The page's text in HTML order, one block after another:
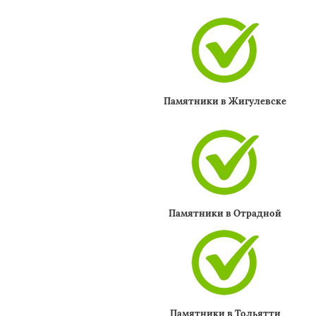
Памятники в Жигулевске
Памятники в Отрадной
Памятники в Тольятти